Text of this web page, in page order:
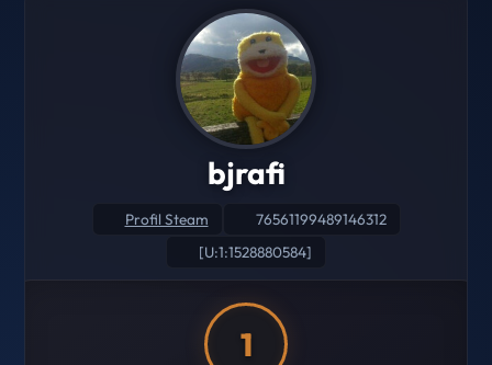
bjrafi
Profil Steam
76561199489146312
[U:1:1528880584]
1